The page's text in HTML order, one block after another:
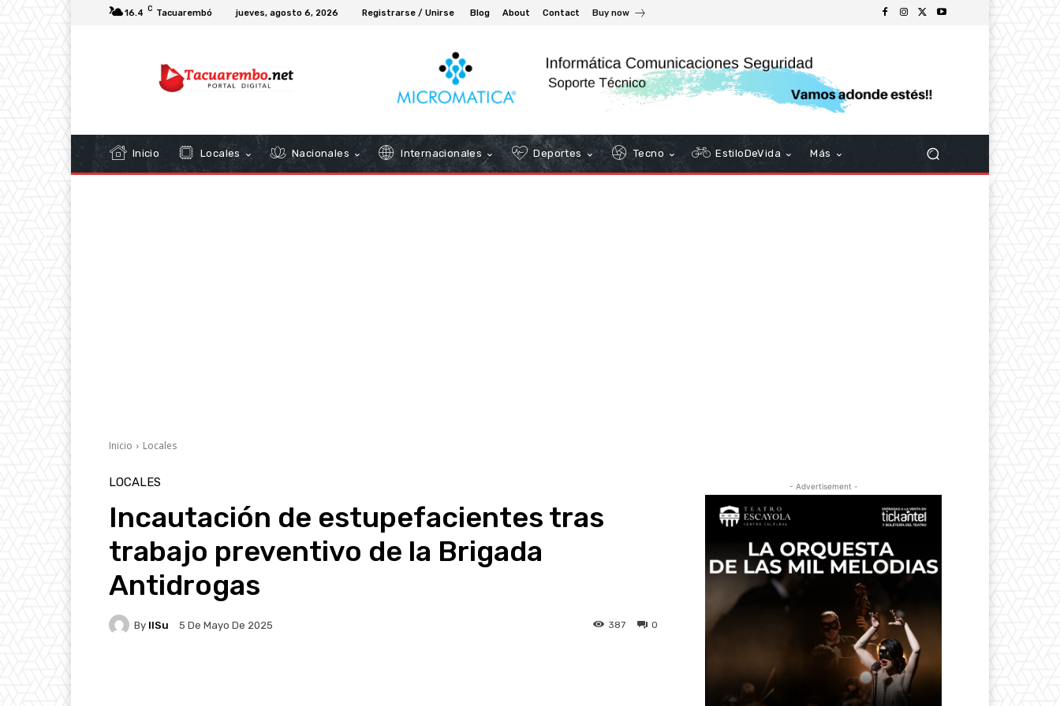
16.4 C Tacuarembó jueves, agosto 6, 2026 Registrarse / Unirse Blog About Contact Buy now
Inicio Locales Nacionales Internacionales Deportes Tecno EstiloDeVida Más
Inicio Locales
LOCALES
Incautación de estupefacientes tras
trabajo preventivo de la Brigada
Antidrogas
By IlSu 5 De Mayo De 2025 0
387
- Advertisement -